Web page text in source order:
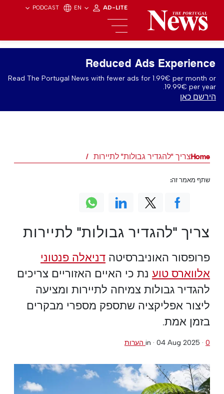
PODCAST EN AD-LITE
Reduced Ads Experience
Read The Portugal News with fewer ads for 1.99€ per month or
19.99€ per year.
הירשם כאן
Homeצריך "להגדיר גבולות" לתיירות
צריך "להגדיר גבולות" לתיירות
פרופסור האוניברסיטה דניאלה פנטוני
אלווארס טוע נת כי האיים האזוריים צריכים
להגדיר גבולות צמיחה לתיירות ומציעה
ליצור אפליקציה שתספק מספרי מבקרים
בזמן אמת.
in · 04 Aug 2025 · 0 הערות
שתף מאמר זה: